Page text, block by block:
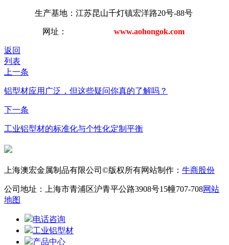
生产基地：江苏昆山千灯镇宏洋路20号-88号
网址： www.aohongok.com
返回
列表
上一条
铝型材应用广泛，但这些疑问你真的了解吗？
下一条
工业铝型材的标准化与个性化定制平衡
上海澳宏金属制品有限公司©版权所有网站制作： 牛商股份
公司地址：上海市青浦区沪青平公路3908号15幢707-708网站
地图
电话咨询
工业铝型材
产品中心